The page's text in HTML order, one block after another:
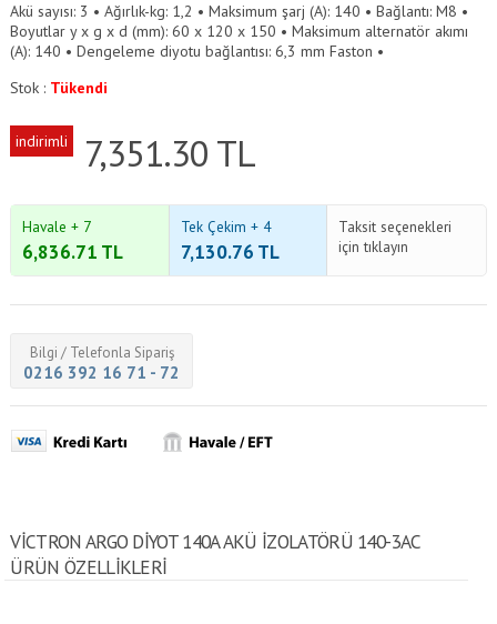
Akü sayısı: 3 • Ağırlık-kg: 1,2 • Maksimum şarj (A): 140 • Bağlantı: M8 •
Boyutlar y x g x d (mm): 60 x 120 x 150 • Maksimum alternatör akımı
(A): 140 • Dengeleme diyotu bağlantısı: 6,3 mm Faston •
Stok : Tükendi
indirimli 7,351.30 TL
Havale + 7
6,836.71 TL
Tek Çekim + 4
7,130.76 TL
Taksit seçenekleri
için tıklayın
Bilgi / Telefonla Sipariş
0216 392 16 71 - 72
VICTRON ARGO DIYOT 140A AKÜ İZOLATÖRÜ 140-3AC
ÜRÜN ÖZELLİKLERİ